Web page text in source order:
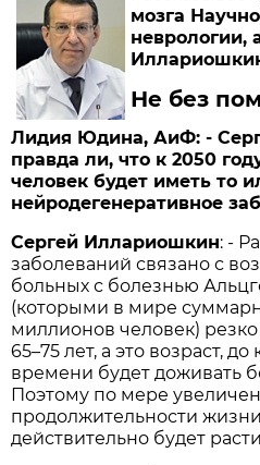
мозга
неврологии,
Не без
Лидия Юдина, АиФ: -
правда ли, что к 2050
человек будет иметь то
нейродегенеративное
Сергей Иллариошкин: -
заболеваний связано с
больных с болезнью
(которыми в мире
миллионов человек)
­65–75 лет, а это возраст,
времени будет доживать
Поэтому по мере
продолжительности
действительно будет